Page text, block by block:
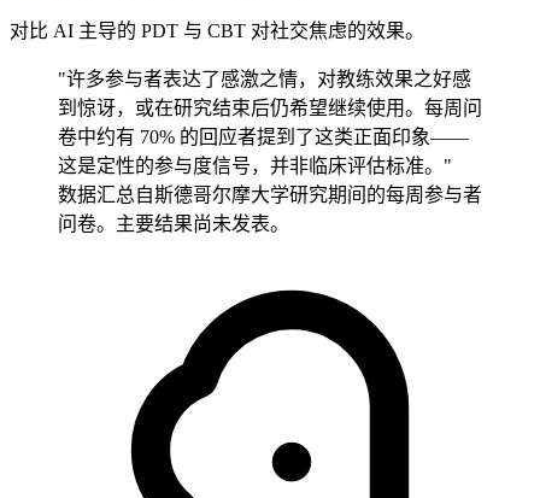
对比 AI 主导的 PDT 与 CBT 对社交焦虑的效果。
"许多参与者表达了感激之情，对教练效果之好感
到惊讶，或在研究结束后仍希望继续使用。每周问
卷中约有 70% 的回应者提到了这类正面印象——
这是定性的参与度信号，并非临床评估标准。"
数据汇总自斯德哥尔摩大学研究期间的每周参与者
问卷。主要结果尚未发表。